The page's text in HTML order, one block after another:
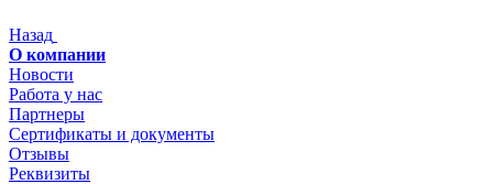
Назад
О компании
Новости
Работа у нас
Партнеры
Сертификаты и документы
Отзывы
Реквизиты